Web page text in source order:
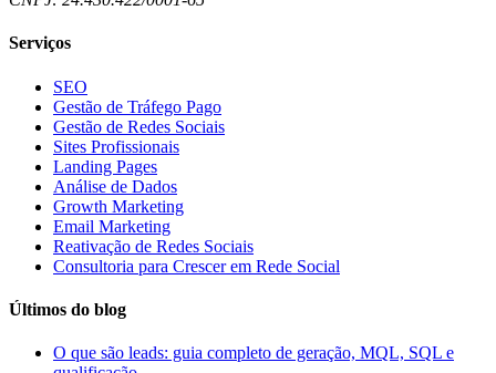
Serviços
SEO
Gestão de Tráfego Pago
Gestão de Redes Sociais
Sites Profissionais
Landing Pages
Análise de Dados
Growth Marketing
Email Marketing
Reativação de Redes Sociais
Consultoria para Crescer em Rede Social
Últimos do blog
O que são leads: guia completo de geração, MQL, SQL e